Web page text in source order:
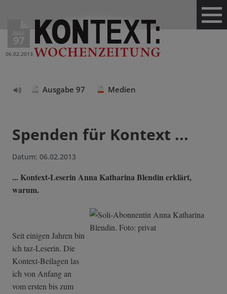
Ausg.
97
06.02.2013
Ausgabe 97 Medien
Spenden für Kontext ...
Datum: 06.02.2013
... Kontext-Leserin Anna Katharina Blendin erklärt,
warum.
Seit einigen Jahren bin
ich taz-Leserin. Die
Kontext-Beilagen las
ich von Anfang an
vom ersten bis zum